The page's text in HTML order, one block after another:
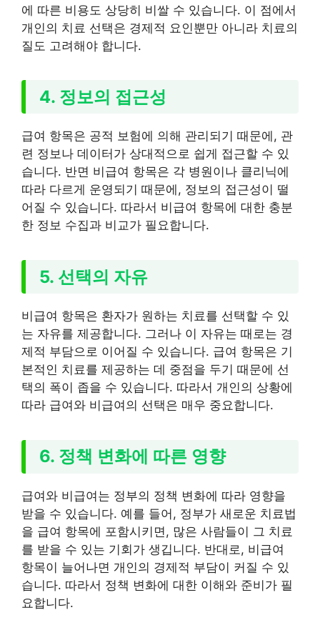
에 따른 비용도 상당히 비쌀 수 있습니다. 이 점에서
개인의 치료 선택은 경제적 요인뿐만 아니라 치료의
질도 고려해야 합니다.
4. 정보의 접근성
급여 항목은 공적 보험에 의해 관리되기 때문에, 관
련 정보나 데이터가 상대적으로 쉽게 접근할 수 있
습니다. 반면 비급여 항목은 각 병원이나 클리닉에
따라 다르게 운영되기 때문에, 정보의 접근성이 떨
어질 수 있습니다. 따라서 비급여 항목에 대한 충분
한 정보 수집과 비교가 필요합니다.
5. 선택의 자유
비급여 항목은 환자가 원하는 치료를 선택할 수 있
는 자유를 제공합니다. 그러나 이 자유는 때로는 경
제적 부담으로 이어질 수 있습니다. 급여 항목은 기
본적인 치료를 제공하는 데 중점을 두기 때문에 선
택의 폭이 좁을 수 있습니다. 따라서 개인의 상황에
따라 급여와 비급여의 선택은 매우 중요합니다.
6. 정책 변화에 따른 영향
급여와 비급여는 정부의 정책 변화에 따라 영향을
받을 수 있습니다. 예를 들어, 정부가 새로운 치료법
을 급여 항목에 포함시키면, 많은 사람들이 그 치료
를 받을 수 있는 기회가 생깁니다. 반대로, 비급여
항목이 늘어나면 개인의 경제적 부담이 커질 수 있
습니다. 따라서 정책 변화에 대한 이해와 준비가 필
요합니다.